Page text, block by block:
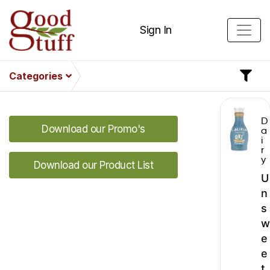
Sign In
Categories
Download our Promo's
Download our Product List
D
a
i
r
y
U
n
s
w
e
e